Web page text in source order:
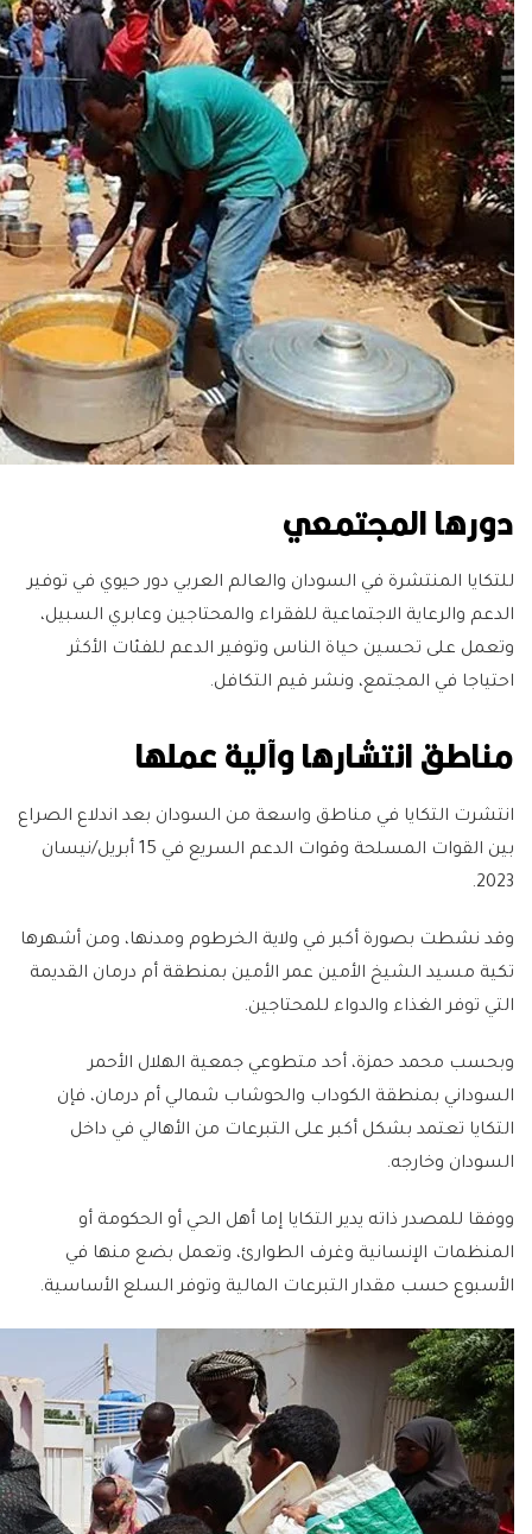
دورها المجتمعي
للتكايا المنتشرة في السودان والعالم العربي دور حيوي في توفير
الدعم والرعاية الاجتماعية للفقراء والمحتاجين وعابري السبيل،
وتعمل على تحسين حياة الناس وتوفير الدعم للفئات الأكثر
احتياجا في المجتمع، ونشر قيم التكافل.
مناطق انتشارها وآلية عملها
انتشرت التكايا في مناطق واسعة من السودان بعد اندلاع الصراع
بين القوات المسلحة وقوات الدعم السريع في 15 أبريل/نيسان
2023.
وقد نشطت بصورة أكبر في ولاية الخرطوم ومدنها، ومن أشهرها
تكية مسيد الشيخ الأمين عمر الأمين بمنطقة أم درمان القديمة
التي توفر الغذاء والدواء للمحتاجين.
وبحسب محمد حمزة، أحد متطوعي جمعية الهلال الأحمر
السوداني بمنطقة الكوداب والحوشاب شمالي أم درمان، فإن
التكايا تعتمد بشكل أكبر على التبرعات من الأهالي في داخل
السودان وخارجه.
ووفقا للمصدر ذاته يدير التكايا إما أهل الحي أو الحكومة أو
المنظمات الإنسانية وغرف الطوارئ، وتعمل بضع منها في
الأسبوع حسب مقدار التبرعات المالية وتوفر السلع الأساسية.